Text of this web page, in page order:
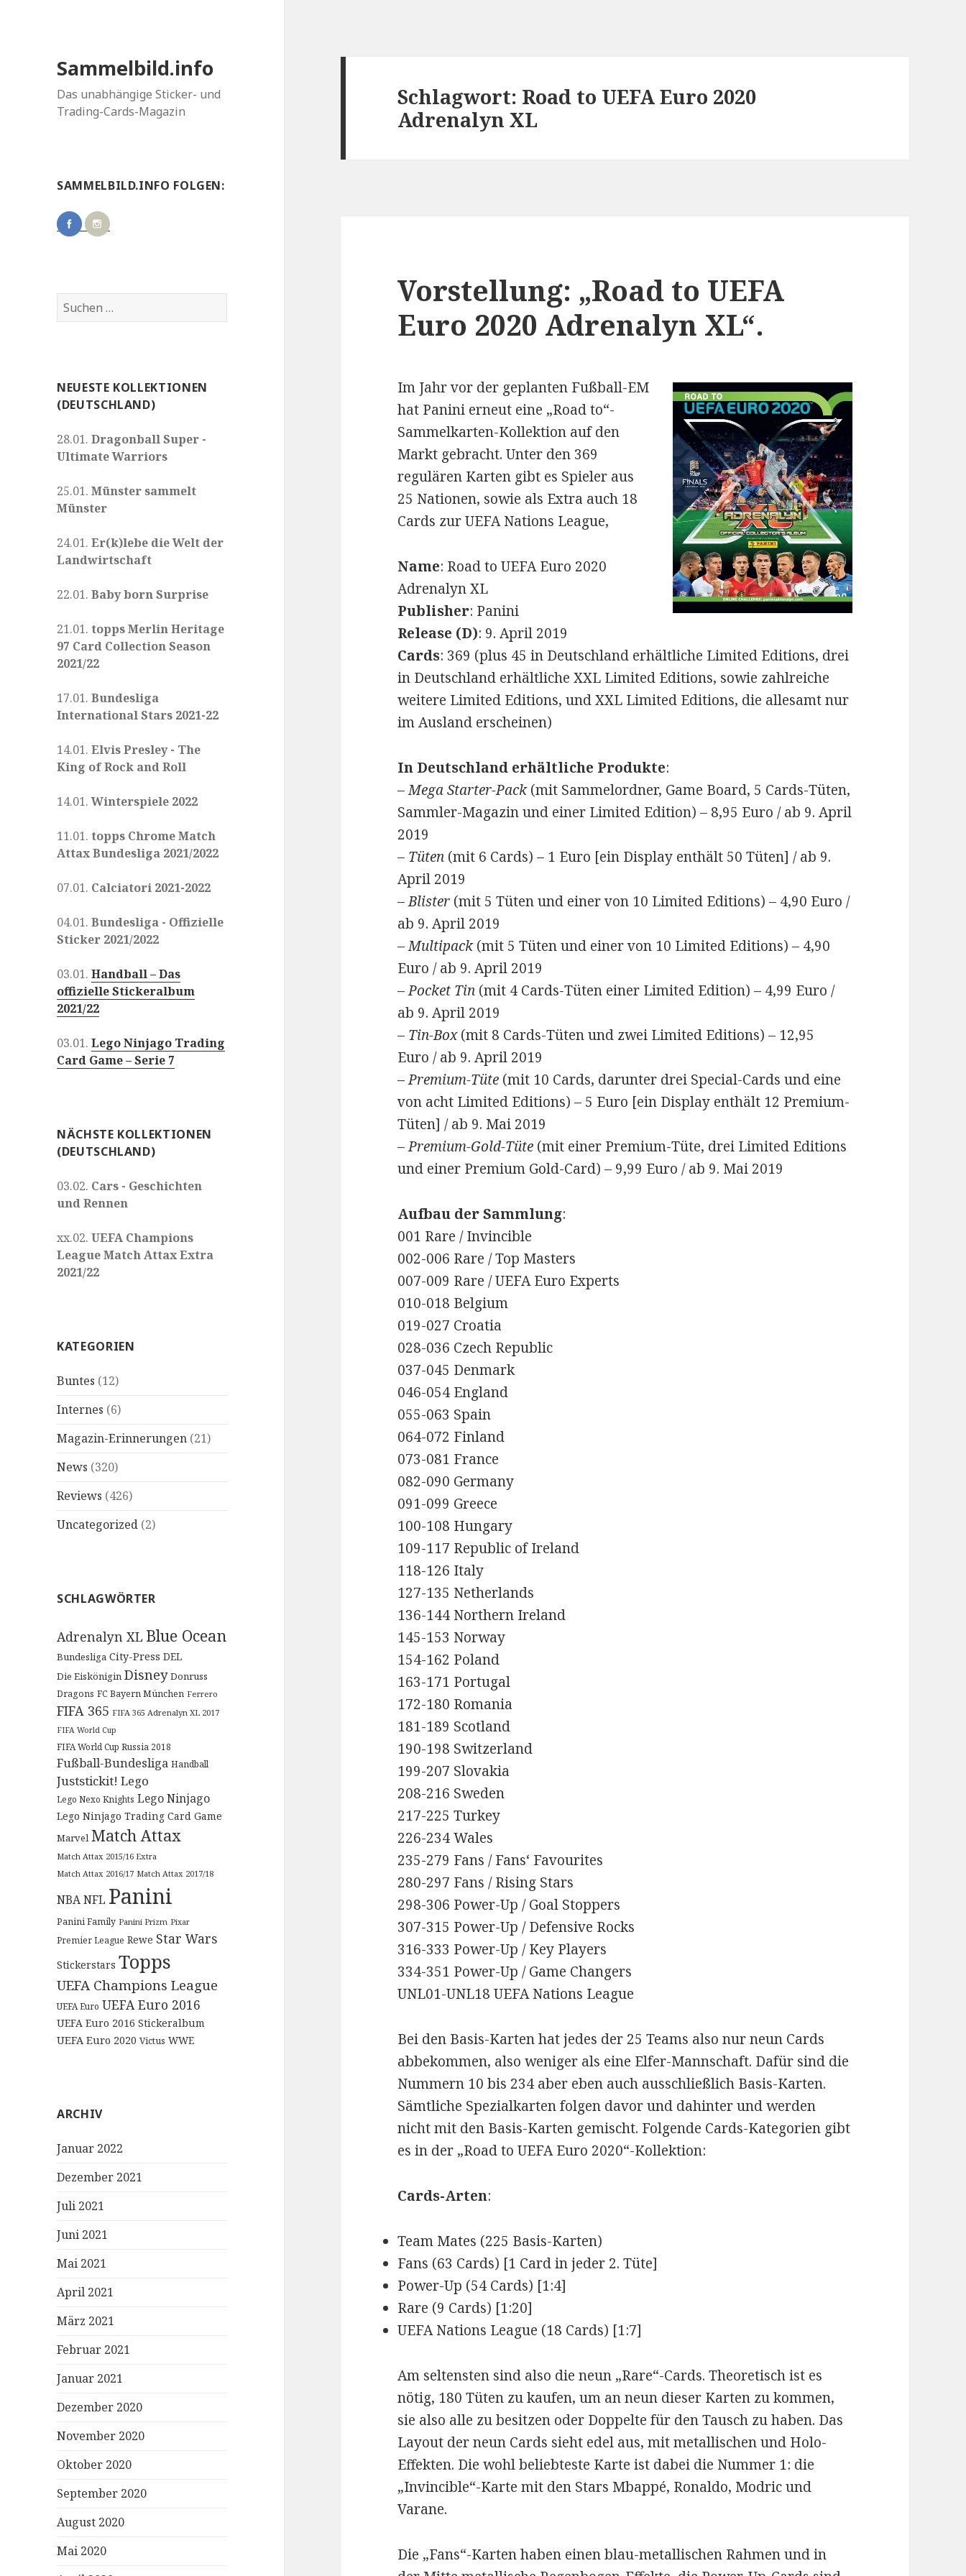
Sammelbild.info
Das unabhängige Sticker- und
Trading-Cards-Magazin
SAMMELBILD.INFO FOLGEN:
Suchen
nach:
NEUESTE KOLLEKTIONEN
(DEUTSCHLAND)
28.01.Dragonball Super -
Ultimate Warriors
25.01.Münster sammelt
Münster
24.01.Er(k)lebe die Welt der
Landwirtschaft
22.01.Baby born Surprise
21.01.topps Merlin Heritage
97 Card Collection Season
2021/22
17.01.Bundesliga
International Stars 2021-22
14.01.Elvis Presley - The
King of Rock and Roll
14.01.Winterspiele 2022
11.01.topps Chrome Match
Attax Bundesliga 2021/2022
07.01. Calciatori 2021-2022
04.01.Bundesliga - Offizielle
Sticker 2021/2022
03.01.Handball – Das
offizielle Stickeralbum
2021/22
03.01.Lego Ninjago Trading
Card Game – Serie 7
NÄCHSTE KOLLEKTIONEN
(DEUTSCHLAND)
03.02. Cars - Geschichten
und Rennen
xx.02.UEFA Champions
League Match Attax Extra
2021/22
KATEGORIEN
Buntes (12)
Internes (6)
Magazin-Erinnerungen (21)
News (320)
Reviews (426)
Uncategorized (2)
SCHLAGWÖRTER
Adrenalyn XL Blue Ocean
Bundesliga City-Press DEL
Die Eiskönigin Disney Donruss
Dragons FC Bayern München Ferrero
FIFA 365 FIFA 365 Adrenalyn XL 2017
FIFA World Cup
FIFA World Cup Russia 2018
Fußball-Bundesliga Handball
Juststickit! Lego
Lego Nexo Knights Lego Ninjago
Lego Ninjago Trading Card Game
Marvel Match Attax
Match Attax 2015/16 Extra
Match Attax 2016/17 Match Attax 2017/18
NBANFL Panini
Panini Family Panini Prizm Pixar
Premier League Rewe Star Wars
Stickerstars Topps
UEFA Champions League
UEFA Euro UEFA Euro 2016
UEFA Euro 2016 Stickeralbum
UEFA Euro 2020 Victus WWE
ARCHIV
Januar 2022
Dezember 2021
Juli 2021
Juni 2021
Mai 2021
April 2021
März 2021
Februar 2021
Januar 2021
Dezember 2020
November 2020
Oktober 2020
September 2020
August 2020
Mai 2020
Schlagwort: Road to UEFA Euro 2020
Adrenalyn XL
Vorstellung: „Road to UEFA
Euro 2020 Adrenalyn XL“.
Im Jahr vor der geplanten Fußball-EM
hat Panini erneut eine „Road to“-
Sammelkarten-Kollektion auf den
Markt gebracht. Unter den 369
regulären Karten gibt es Spieler aus
25 Nationen, sowie als Extra auch 18
Cards zur UEFA Nations League,
Name: Road to UEFA Euro 2020
Adrenalyn XL
Publisher: Panini
Release (D): 9. April 2019
Cards: 369 (plus 45 in Deutschland erhältliche Limited Editions, drei
in Deutschland erhältliche XXL Limited Editions, sowie zahlreiche
weitere Limited Editions, und XXL Limited Editions, die allesamt nur
im Ausland erscheinen)
In Deutschland erhältliche Produkte:
–Mega Starter-Pack(mit Sammelordner, Game Board, 5 Cards-Tüten,
Sammler-Magazin und einer Limited Edition) – 8,95 Euro / ab 9. April
2019
– Tüten (mit 6 Cards) – 1 Euro [ein Display enthält 50 Tüten] / ab 9.
April 2019
–Blister (mit 5 Tüten und einer von 10 Limited Editions) – 4,90 Euro /
ab 9. April 2019
–Multipack(mit 5 Tüten und einer von 10 Limited Editions) – 4,90
Euro / ab 9. April 2019
–Pocket Tin (mit 4 Cards-Tüten einer Limited Edition) – 4,99 Euro /
ab 9. April 2019
– Tin-Box(mit 8 Cards-Tüten und zwei Limited Editions) – 12,95
Euro / ab 9. April 2019
–Premium-Tüte (mit 10 Cards, darunter drei Special-Cards und eine
von acht Limited Editions) – 5 Euro [ein Display enthält 12 Premium-
Tüten] / ab 9. Mai 2019
–Premium-Gold-Tüte (mit einer Premium-Tüte, drei Limited Editions
und einer Premium Gold-Card) – 9,99 Euro / ab 9. Mai 2019
Aufbau der Sammlung:
001 Rare / Invincible
002-006 Rare / Top Masters
007-009 Rare / UEFA Euro Experts
010-018 Belgium
019-027 Croatia
028-036 Czech Republic
037-045 Denmark
046-054 England
055-063 Spain
064-072 Finland
073-081 France
082-090 Germany
091-099 Greece
100-108 Hungary
109-117 Republic of Ireland
118-126 Italy
127-135 Netherlands
136-144 Northern Ireland
145-153 Norway
154-162 Poland
163-171 Portugal
172-180 Romania
181-189 Scotland
190-198 Switzerland
199-207 Slovakia
208-216 Sweden
217-225 Turkey
226-234 Wales
235-279 Fans / Fans‘ Favourites
280-297 Fans / Rising Stars
298-306 Power-Up / Goal Stoppers
307-315 Power-Up / Defensive Rocks
316-333 Power-Up / Key Players
334-351 Power-Up / Game Changers
UNL01-UNL18 UEFA Nations League
Bei den Basis-Karten hat jedes der 25 Teams also nur neun Cards
abbekommen, also weniger als eine Elfer-Mannschaft. Dafür sind die
Nummern 10 bis 234 aber eben auch ausschließlich Basis-Karten.
Sämtliche Spezialkarten folgen davor und dahinter und werden
nicht mit den Basis-Karten gemischt. Folgende Cards-Kategorien gibt
es in der „Road to UEFA Euro 2020“-Kollektion:
Cards-Arten:
Team Mates (225 Basis-Karten)
Fans (63 Cards) [1 Card in jeder 2. Tüte]
Power-Up (54 Cards) [1:4]
Rare (9 Cards) [1:20]
UEFA Nations League (18 Cards) [1:7]
Am seltensten sind also die neun „Rare“-Cards. Theoretisch ist es
nötig, 180 Tüten zu kaufen, um an neun dieser Karten zu kommen,
sie also alle zu besitzen oder Doppelte für den Tausch zu haben. Das
Layout der neun Cards sieht edel aus, mit metallischen und Holo-
Effekten. Die wohl beliebteste Karte ist dabei die Nummer 1: die
„Invincible“-Karte mit den Stars Mbappé, Ronaldo, Modric und
Varane.
Die „Fans“-Karten haben einen blau-metallischen Rahmen und in